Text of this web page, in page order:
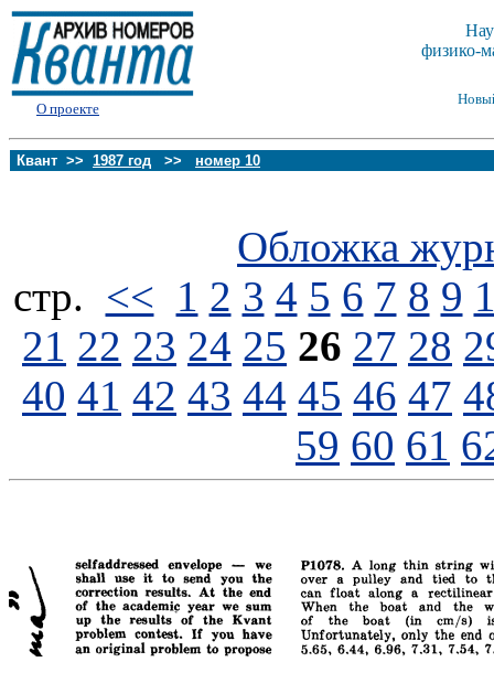
О проекте
физико-
Квант >> 1987 год >> номер 10
Обложка
стp. << 1 2 3 4 5 6 7 8 9
21 22 23 24 25 26 27 28
40 41 42 43 44 45 46 47
59 60 61